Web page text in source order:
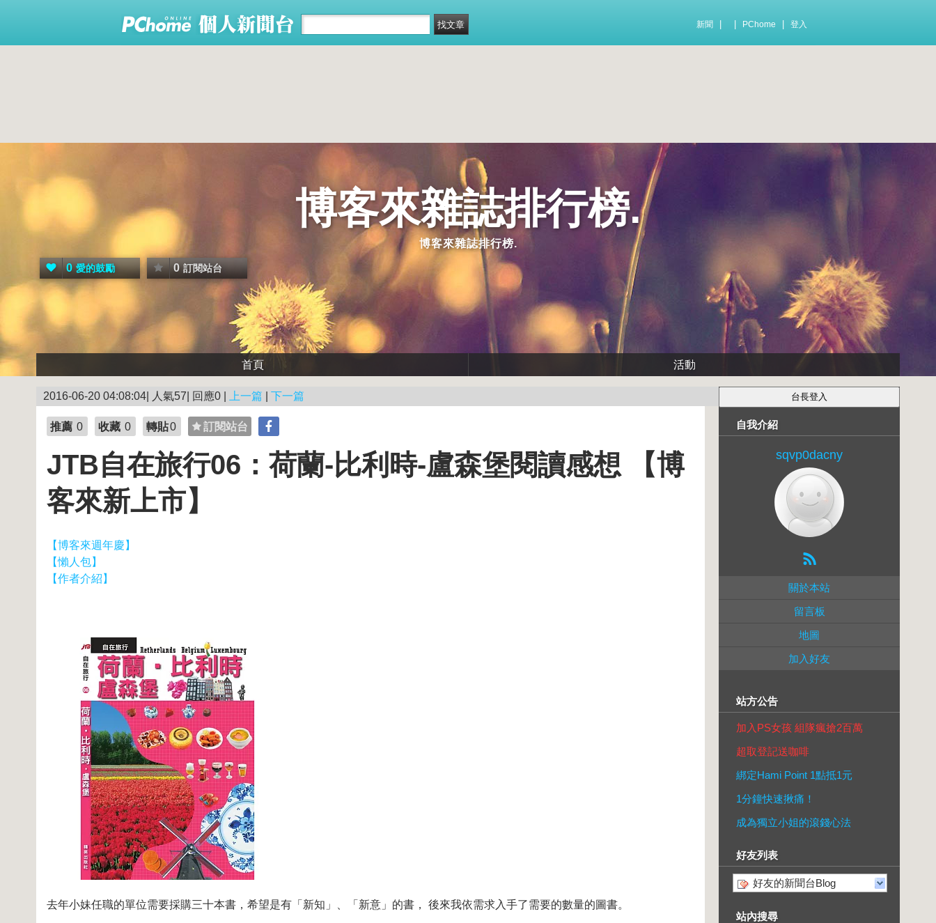
新聞 PChome 登入
博客來雜誌排行榜.
博客來雜誌排行榜.
0 愛的鼓勵 0 訂閱站台
首頁 活動
2016-06-20 04:08:04| 人氣57| 回應0 | 上一篇 下一篇
推薦 0 收藏 0 轉貼0 訂閱站台
JTB自在旅行06：荷蘭-比利時-盧森堡閱讀感想 【博
客來新上市】
【博客來週年慶】
【懶人包】
【作者介紹】
去年小妹任職的單位需要採購三十本書，希望是有「新知」、「新意」的書， 後來我依需求入手了需要的數量的圖書。
自我介紹
sqvp0dacny
關於本站
留言板
地圖
加入好友
站方公告
加入PS女孩 組隊瘋搶2百萬
超取登記送咖啡
綁定Hami Point 1點抵1元
1分鐘快速揪痛！
成為獨立小姐的滾錢心法
好友列表
好友的新聞台Blog
站內搜尋